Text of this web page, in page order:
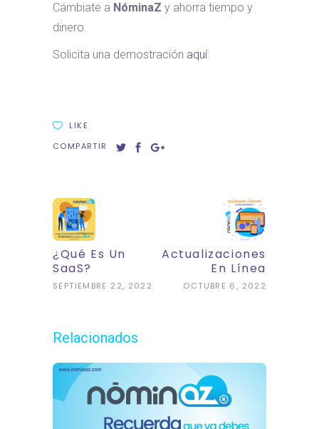
Cámbiate a NóminaZ y ahorra tiempo y
dinero.
Solicita una demostración aquí:
LIKE
COMPARTIR
¿Qué Es Un
SaaS?
SEPTIEMBRE 22, 2022
Actualizaciones
En Línea
OCTUBRE 6, 2022
Relacionados